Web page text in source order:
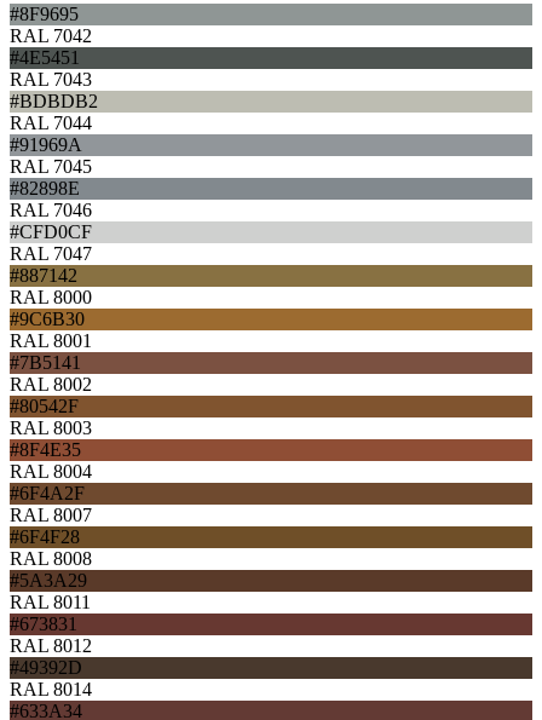
#8F9695
RAL 7042
#4E5451
RAL 7043
#BDBDB2
RAL 7044
#91969A
RAL 7045
#82898E
RAL 7046
#CFD0CF
RAL 7047
#887142
RAL 8000
#9C6B30
RAL 8001
#7B5141
RAL 8002
#80542F
RAL 8003
#8F4E35
RAL 8004
#6F4A2F
RAL 8007
#6F4F28
RAL 8008
#5A3A29
RAL 8011
#673831
RAL 8012
#49392D
RAL 8014
#633A34